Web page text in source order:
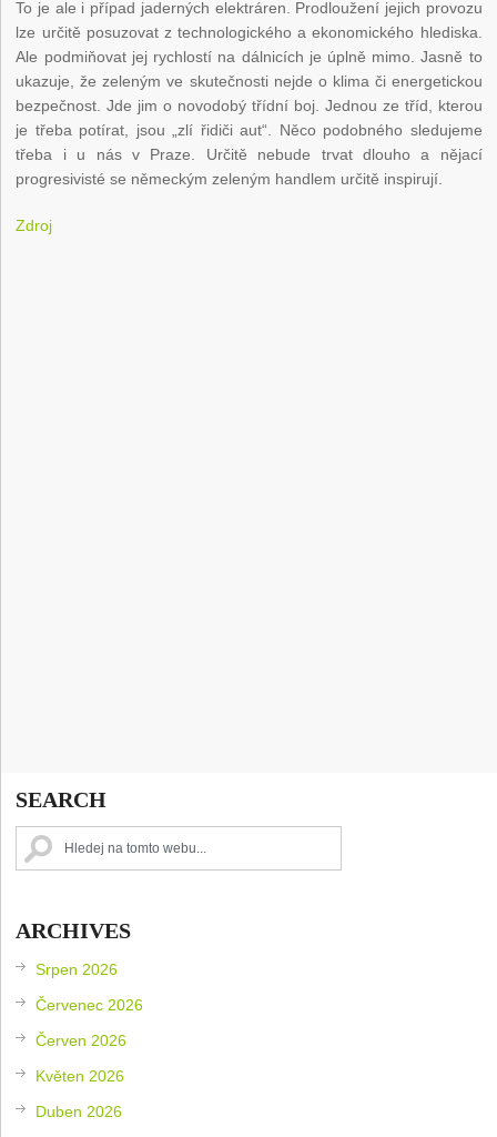
To je ale i případ jaderných elektráren. Prodloužení jejich provozu
lze určitě posuzovat z technologického a ekonomického hlediska.
Ale podmiňovat jej rychlostí na dálnicích je úplně mimo. Jasně to
ukazuje, že zeleným ve skutečnosti nejde o klima či energetickou
bezpečnost. Jde jim o novodobý třídní boj. Jednou ze tříd, kterou
je třeba potírat, jsou „zlí řidiči aut“. Něco podobného sledujeme
třeba i u nás v Praze. Určitě nebude trvat dlouho a nějací
progresivisté se německým zeleným handlem určitě inspirují.
Zdroj
SEARCH
ARCHIVES
Srpen 2026
Červenec 2026
Červen 2026
Květen 2026
Duben 2026